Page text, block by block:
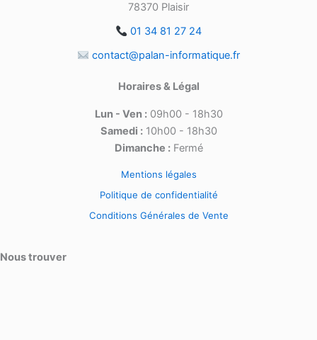
78370 Plaisir
01 34 81 27 24
contact@palan-informatique.fr
Horaires & Légal
Lun - Ven :09h00 - 18h30
Samedi :10h00 - 18h30
Dimanche :Fermé
Mentions légales
Politique de confidentialité
Conditions Générales de Vente
Nous trouver